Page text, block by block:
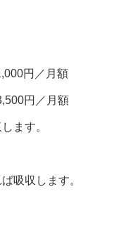
円／月額
円／月額
ます。
収します。